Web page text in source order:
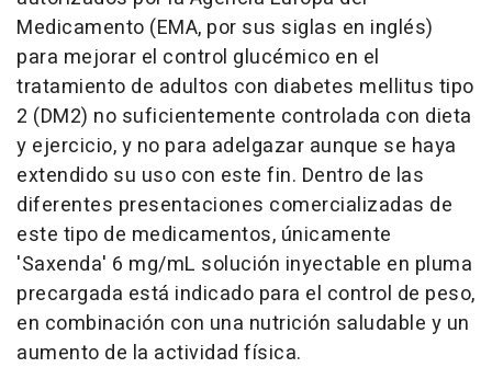
Medicamento (EMA, por sus siglas en inglés)
para mejorar el control glucémico en el
tratamiento de adultos con diabetes mellitus tipo
2 (DM2) no suficientemente controlada con dieta
y ejercicio, y no para adelgazar aunque se haya
extendido su uso con este fin. Dentro de las
diferentes presentaciones comercializadas de
este tipo de medicamentos, únicamente
'Saxenda' 6 mg/mL solución inyectable en pluma
precargada está indicado para el control de peso,
en combinación con una nutrición saludable y un
aumento de la actividad física.